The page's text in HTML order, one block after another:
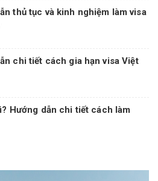
thủ tục và kinh nghiệm làm visa
chi tiết cách gia hạn visa Việt
Hướng dẫn chi tiết cách làm